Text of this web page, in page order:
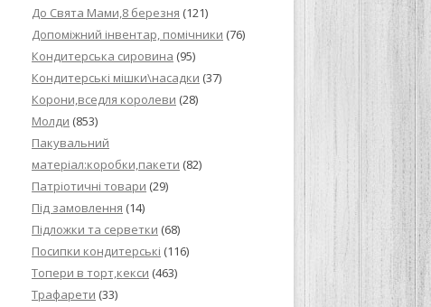
До Свята Мами,8 березня (121)
Допоміжний інвентар, помічники (76)
Кондитерська сировина (95)
Кондитерські мішки\насадки (37)
Корони,вседля королеви (28)
Молди (853)
Пакувальний
матеріал:коробки,пакети (82)
Патріотичні товари (29)
Під замовлення (14)
Підложки та серветки (68)
Посипки кондитерські (116)
Топери в торт,кекси (463)
Трафарети (33)